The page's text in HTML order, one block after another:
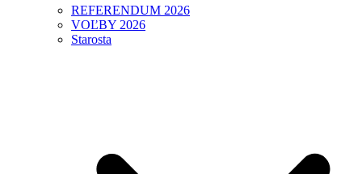
REFERENDUM 2026
VOĽBY 2026
Starosta